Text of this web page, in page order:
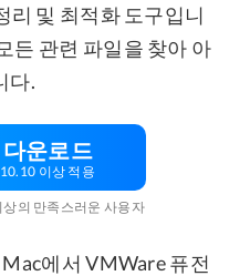
리 및 최적화 도구입니
든 관련 파일을 찾아 아
다.
운로드
이상 적용
의 만족스러운 사용자
에서 VMWare 퓨전